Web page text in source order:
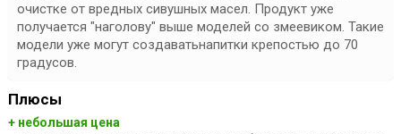
очистке от вредных сивушных масел. Продукт уже
получается "наголову" выше моделей со змеевиком. Такие
модели уже могут создаватьнапитки крепостью до 70
градусов.
Плюсы
+ небольшая цена